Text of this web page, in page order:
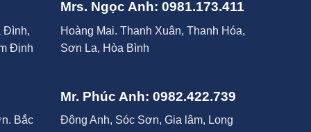
Đình,
Định
Mrs. Ngọc Anh: 0981.173.411
Hoàng Mai. Thanh Xuân, Thanh Hóa,
Sơn La, Hòa Bình
Bắc
Mr. Phúc Anh: 0982.422.739
Đông Anh, Sóc Sơn, Gia lâm, Long